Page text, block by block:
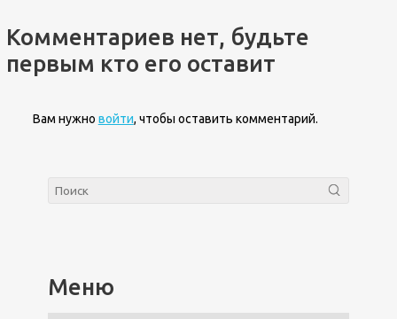
Комментариев нет, будьте
первым кто его оставит
Вам нужно войти, чтобы оставить комментарий.
Меню